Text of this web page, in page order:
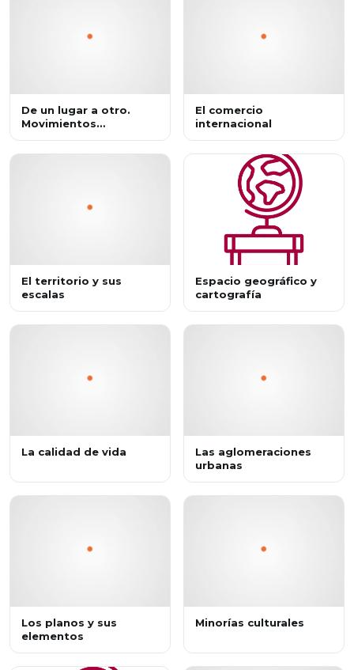
De un lugar a otro.
Movimientos
El comercio
internacional
El territorio y sus
escalas
Espacio geográfico y
cartografía
La calidad de vida
Las aglomeraciones
urbanas
Los planos y sus
elementos
Minorías culturales